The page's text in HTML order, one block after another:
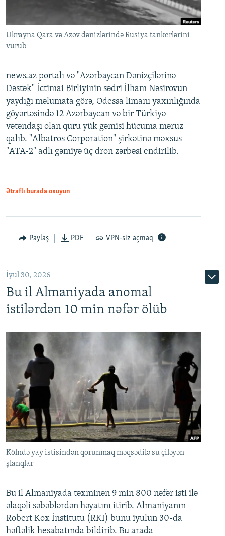
Ukrayna Qara və Azov dənizlərində Rusiya tankerlərini
vurub
news.az portalı və "Azərbaycan Dənizçilərinə
Dəstək" İctimai Birliyinin sədri İlham Nəsirovun
yaydığı məlumata görə, Odessa limanı yaxınlığında
göyərtəsində 12 Azərbaycan və bir Türkiyə
vətəndaşı olan quru yük gəmisi hücuma məruz
qalıb. "Albatros Corporation" şirkətinə məxsus
"ATA-2" adlı gəmiyə üç dron zərbəsi endirilib.
Ətraflı burada oxuyun
Paylaş PDF VPN-siz açmaq
İyul 30, 2026
Bu il Almaniyada anomal
istilərdən 10 min nəfər ölüb
Kölndə yay istisindən qorunmaq məqsədilə su çiləyən
şlanqlar
Bu il Almaniyada təxminən 9 min 800 nəfər isti ilə
əlaqəli səbəblərdən həyatını itirib. Almaniyanın
Robert Kox İnstitutu (RKI) bunu iyulun 30-da
həftəlik hesabatında bildirib. Bu arada